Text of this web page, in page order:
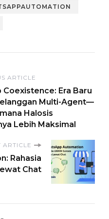
ARTICLE
Era Baru
Multi-Agent—
Halosis
Lebih Maksimal
ARTICLE
Rahasia
Chat